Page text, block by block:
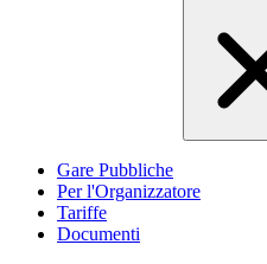
Gare Pubbliche
Per l'Organizzatore
Tariffe
Documenti